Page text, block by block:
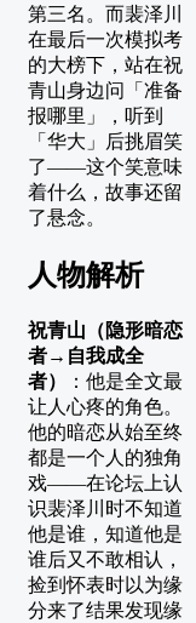
第三名。而裴泽川
在最后一次模拟考
的大榜下，站在祝
青山身边问「准备
报哪里」，听到
「华大」后挑眉笑
了——这个笑意味
着什么，故事还留
了悬念。
人物解析
祝青山（隐形暗恋
者→自我成全
者）
：他是全文最
让人心疼的角色。
他的暗恋从始至终
都是一个人的独角
戏——在论坛上认
识裴泽川时不知道
他是谁，知道他是
谁后又不敢相认，
捡到怀表时以为缘
分来了结果发现缘